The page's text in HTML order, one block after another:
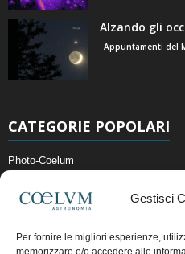
Gestisci
Per fornire le migliori esperienze,
memorizzare e/o accedere alle
Alzando gli
Appuntamenti del
CATEGORIE POPOLARI
Photo-Coelum
News di Astronomia
Cielo del Mese